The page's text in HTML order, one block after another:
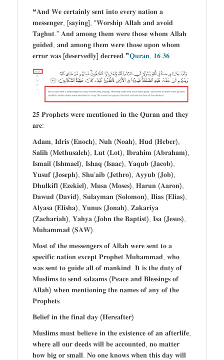
❝𝐀𝐧𝐝 𝐖𝐞 𝐜𝐞𝐫𝐭𝐚𝐢𝐧𝐥𝐲 𝐬𝐞𝐧𝐭 𝐢𝐧𝐭𝐨 𝐞𝐯𝐞𝐫𝐲 𝐧𝐚𝐭𝐢𝐨𝐧 𝐚
𝐦𝐞𝐬𝐬𝐞𝐧𝐠𝐞𝐫, [𝐬𝐚𝐲𝐢𝐧𝐠], “𝐖𝐨𝐫𝐬𝐡𝐢𝐩 𝐀𝐥𝐥𝐚𝐡 𝐚𝐧𝐝 𝐚𝐯𝐨𝐢𝐝
𝐓𝐚𝐠𝐡𝐮𝐭.” 𝐀𝐧𝐝 𝐚𝐦𝐨𝐧𝐠 𝐭𝐡𝐞𝐦 𝐰𝐞𝐫𝐞 𝐭𝐡𝐨𝐬𝐞 𝐰𝐡𝐨𝐦 𝐀𝐥𝐥𝐚𝐡
𝐠𝐮𝐢𝐝𝐞𝐝, 𝐚𝐧𝐝 𝐚𝐦𝐨𝐧𝐠 𝐭𝐡𝐞𝐦 𝐰𝐞𝐫𝐞 𝐭𝐡𝐨𝐬𝐞 𝐮𝐩𝐨𝐧 𝐰𝐡𝐨𝐦
𝐞𝐫𝐫𝐨𝐫 𝐰𝐚𝐬 [𝐝𝐞𝐬𝐞𝐫𝐯𝐞𝐝𝐥𝐲] 𝐝𝐞𝐜𝐫𝐞𝐞𝐝.❞𝐐𝐮𝐫𝐚𝐧, 𝟏𝟔:𝟑𝟔
𝟐𝟓 𝐏𝐫𝐨𝐩𝐡𝐞𝐭𝐬 𝐰𝐞𝐫𝐞 𝐦𝐞𝐧𝐭𝐢𝐨𝐧𝐞𝐝 𝐢𝐧 𝐭𝐡𝐞 𝐐𝐮𝐫𝐚𝐧 𝐚𝐧𝐝 𝐭𝐡𝐞𝐲
𝐚𝐫𝐞:
𝐀𝐝𝐚𝐦, 𝐈𝐝𝐫𝐢𝐬 (𝐄𝐧𝐨𝐜𝐡), 𝐍𝐮𝐡 (𝐍𝐨𝐚𝐡), 𝐇𝐮𝐝 (𝐇𝐞𝐛𝐞𝐫),
𝐒𝐚𝐥𝐢𝐡 (𝐌𝐞𝐭𝐡𝐮𝐬𝐚𝐥𝐞𝐡), 𝐋𝐮𝐭 (𝐋𝐨𝐭), 𝐈𝐛𝐫𝐚𝐡𝐢𝐦 (𝐀𝐛𝐫𝐚𝐡𝐚𝐦),
𝐈𝐬𝐦𝐚𝐢𝐥 (𝐈𝐬𝐡𝐦𝐚𝐞𝐥), 𝐈𝐬𝐡𝐚𝐪 (𝐈𝐬𝐚𝐚𝐜), 𝐘𝐚𝐪𝐮𝐛 (𝐉𝐚𝐜𝐨𝐛),
𝐘𝐮𝐬𝐮𝐟 (𝐉𝐨𝐬𝐞𝐩𝐡), 𝐒𝐡𝐮’𝐚𝐢𝐛 (𝐉𝐞𝐭𝐡𝐫𝐨), 𝐀𝐲𝐲𝐮𝐛 (𝐉𝐨𝐛),
𝐃𝐡𝐮𝐥𝐤𝐢𝐟𝐥 (𝐄𝐳𝐞𝐤𝐢𝐞𝐥), 𝐌𝐮𝐬𝐚 (𝐌𝐨𝐬𝐞𝐬), 𝐇𝐚𝐫𝐮𝐧 (𝐀𝐚𝐫𝐨𝐧),
𝐃𝐚𝐰𝐮𝐝 (𝐃𝐚𝐯𝐢𝐝), 𝐒𝐮𝐥𝐚𝐲𝐦𝐚𝐧 (𝐒𝐨𝐥𝐨𝐦𝐨𝐧), 𝐈𝐥𝐢𝐚𝐬 (𝐄𝐥𝐢𝐚𝐬),
𝐀𝐥𝐲𝐚𝐬𝐚 (𝐄𝐥𝐢𝐬𝐡𝐚), 𝐘𝐮𝐧𝐮𝐬 (𝐉𝐨𝐧𝐚𝐡), 𝐙𝐚𝐤𝐚𝐫𝐢𝐲𝐚
(𝐙𝐚𝐜𝐡𝐚𝐫𝐢𝐚𝐡), 𝐘𝐚𝐡𝐲𝐚 (𝐉𝐨𝐡𝐧 𝐭𝐡𝐞 𝐁𝐚𝐩𝐭𝐢𝐬𝐭), 𝐈𝐬𝐚 (𝐉𝐞𝐬𝐮𝐬),
𝐌𝐮𝐡𝐚𝐦𝐦𝐚𝐝 (𝐒𝐀𝐖).
𝐌𝐨𝐬𝐭 𝐨𝐟 𝐭𝐡𝐞 𝐦𝐞𝐬𝐬𝐞𝐧𝐠𝐞𝐫𝐬 𝐨𝐟 𝐀𝐥𝐥𝐚𝐡 𝐰𝐞𝐫𝐞 𝐬𝐞𝐧𝐭 𝐭𝐨 𝐚
𝐬𝐩𝐞𝐜𝐢𝐟𝐢𝐜 𝐧𝐚𝐭𝐢𝐨𝐧 𝐞𝐱𝐜𝐞𝐩𝐭 𝐏𝐫𝐨𝐩𝐡𝐞𝐭 𝐌𝐮𝐡𝐚𝐦𝐦𝐚𝐝, 𝐰𝐡𝐨
𝐰𝐚𝐬 𝐬𝐞𝐧𝐭 𝐭𝐨 𝐠𝐮𝐢𝐝𝐞 𝐚𝐥𝐥 𝐨𝐟 𝐦𝐚𝐧𝐤𝐢𝐧𝐝. 𝐈𝐭 𝐢𝐬 𝐭𝐡𝐞 𝐝𝐮𝐭𝐲 𝐨𝐟
𝐌𝐮𝐬𝐥𝐢𝐦𝐬 𝐭𝐨 𝐬𝐞𝐧𝐝 𝐬𝐚𝐥𝐚𝐚𝐦𝐬 (𝐏𝐞𝐚𝐜𝐞 𝐚𝐧𝐝 𝐁𝐥𝐞𝐬𝐬𝐢𝐧𝐠𝐬 𝐨𝐟
𝐀𝐥𝐥𝐚𝐡) 𝐰𝐡𝐞𝐧 𝐦𝐞𝐧𝐭𝐢𝐨𝐧𝐢𝐧𝐠 𝐭𝐡𝐞 𝐧𝐚𝐦𝐞𝐬 𝐨𝐟 𝐚𝐧𝐲 𝐨𝐟 𝐭𝐡𝐞
𝐏𝐫𝐨𝐩𝐡𝐞𝐭𝐬.
𝐁𝐞𝐥𝐢𝐞𝐟 𝐢𝐧 𝐭𝐡𝐞 𝐟𝐢𝐧𝐚𝐥 𝐝𝐚𝐲 (𝐇𝐞𝐫𝐞𝐚𝐟𝐭𝐞𝐫)
𝐌𝐮𝐬𝐥𝐢𝐦𝐬 𝐦𝐮𝐬𝐭 𝐛𝐞𝐥𝐢𝐞𝐯𝐞 𝐢𝐧 𝐭𝐡𝐞 𝐞𝐱𝐢𝐬𝐭𝐞𝐧𝐜𝐞 𝐨𝐟 𝐚𝐧 𝐚𝐟𝐭𝐞𝐫𝐥𝐢𝐟𝐞,
𝐰𝐡𝐞𝐫𝐞 𝐚𝐥𝐥 𝐨𝐮𝐫 𝐝𝐞𝐞𝐝𝐬 𝐰𝐢𝐥𝐥 𝐛𝐞 𝐚𝐜𝐜𝐨𝐮𝐧𝐭𝐞𝐝, 𝐧𝐨 𝐦𝐚𝐭𝐭𝐞𝐫
𝐡𝐨𝐰 𝐛𝐢𝐠 𝐨𝐫 𝐬𝐦𝐚𝐥𝐥. 𝐍𝐨 𝐨𝐧𝐞 𝐤𝐧𝐨𝐰𝐬 𝐰𝐡𝐞𝐧 𝐭𝐡𝐢𝐬 𝐝𝐚𝐲 𝐰𝐢𝐥𝐥